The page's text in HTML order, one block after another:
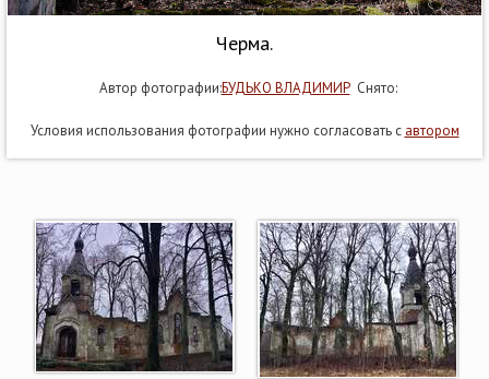
Черма.
Автор фотографии:БУДЬКО ВЛАДИМИРСнято:
Условия использования фотографии нужно согласовать с автором